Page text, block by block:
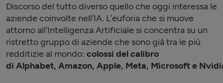
Discorso del tutto diverso quello che oggi interessa le
aziende coinvolte nell’IA. L’euforia che si muove
attorno all’Intelligenza Artificiale si concentra su un
ristretto gruppo di aziende che sono già tra le più
redditizie al mondo: colossi del calibro
di Alphabet, Amazon, Apple, Meta, Microsoft e